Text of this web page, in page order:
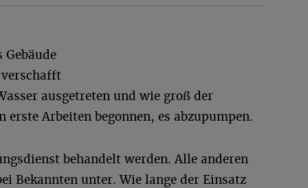
verschafft
ausgetreten und wie groß der
erste Arbeiten begonnen, es abzupumpen.
behandelt werden. Alle anderen
Bekannten unter. Wie lange der Einsatz